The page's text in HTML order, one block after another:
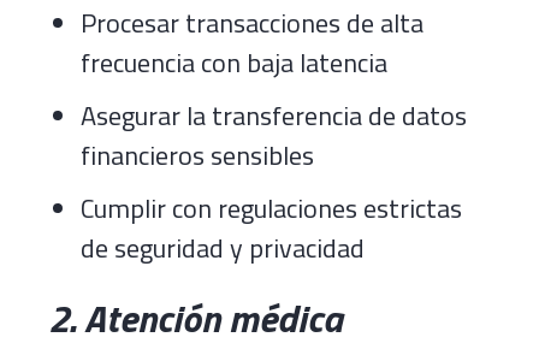
Procesar transacciones de alta
frecuencia con baja latencia
Asegurar la transferencia de datos
financieros sensibles
Cumplir con regulaciones estrictas
de seguridad y privacidad
2. Atención médica